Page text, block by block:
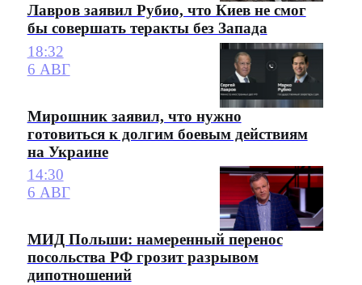
Лавров заявил Рубио, что Киев не смог
бы совершать теракты без Запада
18:32
6 АВГ
Мирошник заявил, что нужно
готовиться к долгим боевым действиям
на Украине
14:30
6 АВГ
МИД Польши: намеренный перенос
посольства РФ грозит разрывом
дипотношений